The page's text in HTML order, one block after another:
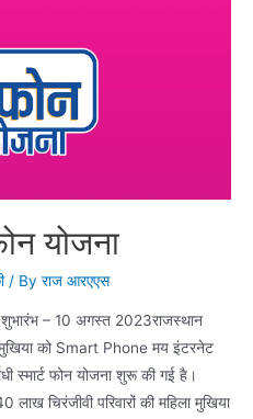
योजना
/ By राज आरएएस
शुभारंभ – 10 अगस्त 2023राजस्थान
मुखिया को Smart Phone मय इंटरनेट
स्मार्ट फोन योजना शुरू की गई है।
चिरंजीवी परिवारों की महिला मुखिया